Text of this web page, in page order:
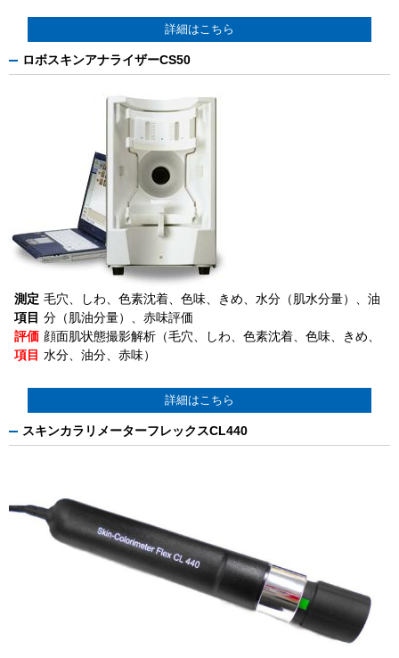
詳細はこちら
ロボスキンアナライザーCS50
測定
項目
毛穴、しわ、色素沈着、色味、きめ、水分（肌水分量）、油
分（肌油分量）、赤味評価
評価
項目
顔面肌状態撮影解析（毛穴、しわ、色素沈着、色味、きめ、
水分、油分、赤味）
詳細はこちら
スキンカラリメーターフレックスCL440